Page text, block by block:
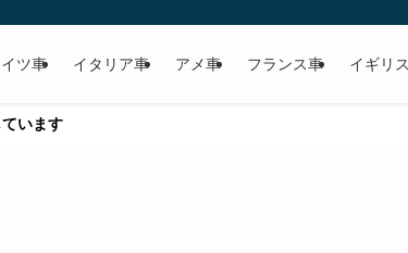
イツ車 イタリア車 アメ車 フランス車 イギリ
います